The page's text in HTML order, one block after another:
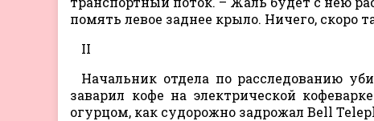
помять левое заднее крыло. Ничего, скоро
II
Начальник отдела по расследованию
заварил кофе на электрической
огурцом, как судорожно задрожал Bell